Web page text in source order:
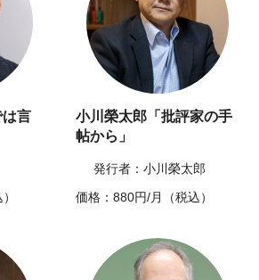
言
小川榮太郎「批評家の手
帖から」
発行者：小川榮太郎
価格：880円/月（税込）